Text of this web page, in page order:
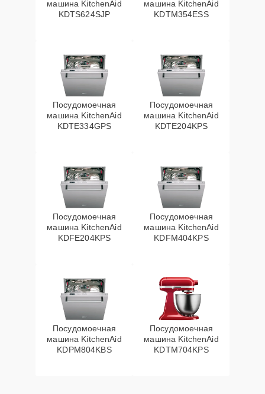
машина KitchenAid
KDTS624SJP
машина KitchenAid
KDTM354ESS
Посудомоечная
машина KitchenAid
KDTE334GPS
Посудомоечная
машина KitchenAid
KDTE204KPS
Посудомоечная
машина KitchenAid
KDFE204KPS
Посудомоечная
машина KitchenAid
KDFM404KPS
Посудомоечная
машина KitchenAid
KDPM804KBS
Посудомоечная
машина KitchenAid
KDTM704KPS